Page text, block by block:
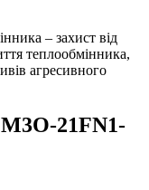
– захист від
теплообмінника,
агресивного
21FN1-